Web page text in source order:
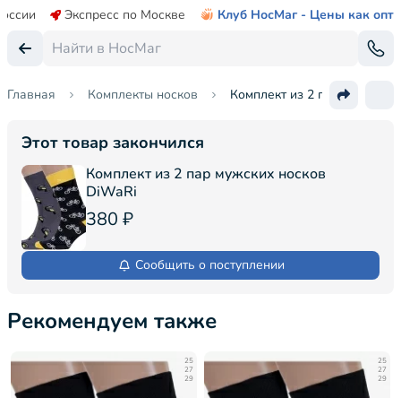
Экспресс по Москве Клуб НосМаг - Цены как опт
Главная Комплекты носков Комплект из 2 пар мужских
Этот товар закончился
Комплект из 2 пар мужских носков
DiWaRi
380 ₽
Сообщить о поступлении
Рекомендуем также
25
27
29
25
27
29